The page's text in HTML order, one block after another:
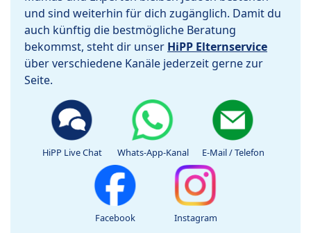
und sind weiterhin für dich zugänglich. Damit du
auch künftig die bestmögliche Beratung
bekommst, steht dir unser HiPP Elternservice
über verschiedene Kanäle jederzeit gerne zur
Seite.
HiPP Live Chat Whats-App-Kanal E-Mail / Telefon
Facebook Instagram